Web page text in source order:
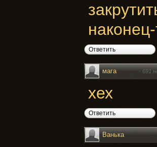
Ответить
мага ·691
хех
Ответить
Ванька